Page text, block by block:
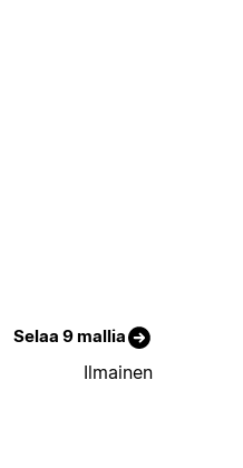
Selaa 9 mallia
Ilmainen